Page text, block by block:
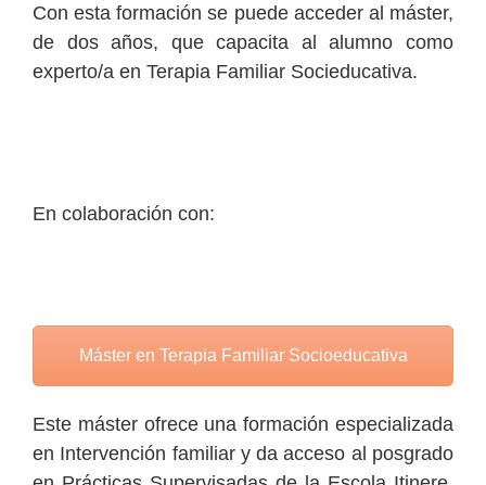
Con esta formación se puede acceder al máster,
de dos años, que capacita al alumno como
experto/a en Terapia Familiar Socieducativa.
En colaboración con:
Máster en Terapia Familiar Socioeducativa
Este máster ofrece una formación especializada
en Intervención familiar y da acceso al posgrado